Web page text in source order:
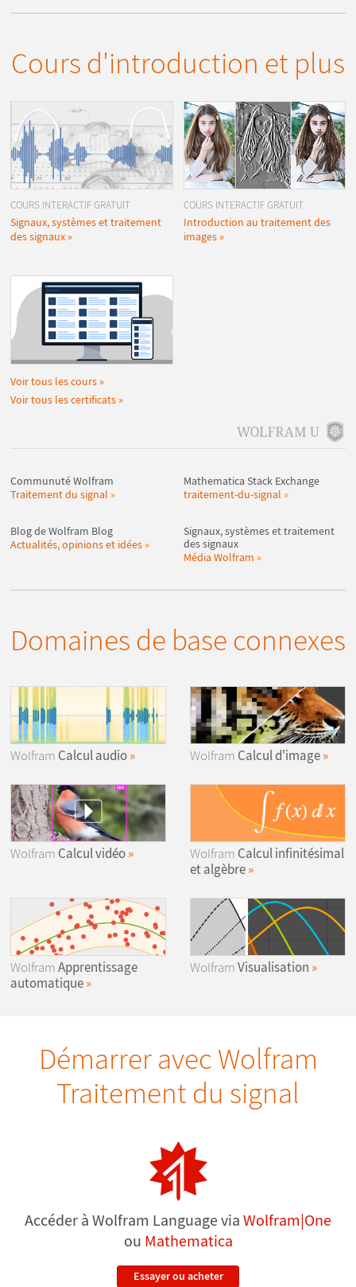
Cours d'introduction et plus
COURS INTERACTIF GRATUIT
Signaux, systèmes et traitement
des signaux
COURS INTERACTIF GRATUIT
Introduction au traitement des
images
Voir tous les cours
Voir tous les certificats
Communuté Wolfram
Traitement du signal
Mathematica Stack Exchange
traitement-du-signal
Blog de Wolfram Blog
Actualités, opinions et idées
Signaux, systèmes et traitement
des signaux
Média Wolfram
Domaines de base connexes
Wolfram Calcul audio Wolfram Calcul d'image
Wolfram Calcul vidéo Wolfram Calcul infinitésimal
et algèbre
WolframApprentissage
automatique
WolframVisualisation
Démarrer avec Wolfram
Traitement du signal
Accéder à Wolfram Language via Wolfram|One
ou Mathematica
Essayer ou acheter